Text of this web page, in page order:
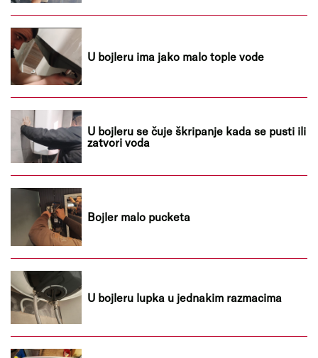
U bojleru ima jako malo tople vode
U bojleru se čuje škripanje kada se pusti ili
zatvori voda
Bojler malo pucketa
U bojleru lupka u jednakim razmacima